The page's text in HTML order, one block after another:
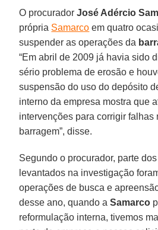
O procuradorJosé Adércio
própria Samarco em quatro
suspender as operações da
“Em abril de 2009 já havia sido
sério problema de erosão e
suspensão do uso do depósito
interno da empresa mostra que
intervenções para corrigir falhas
barragem”, disse.
Segundo o procurador, parte
levantados na investigação
operações de busca e
desse ano, quando aSamarco
reformulação interna, tivemos